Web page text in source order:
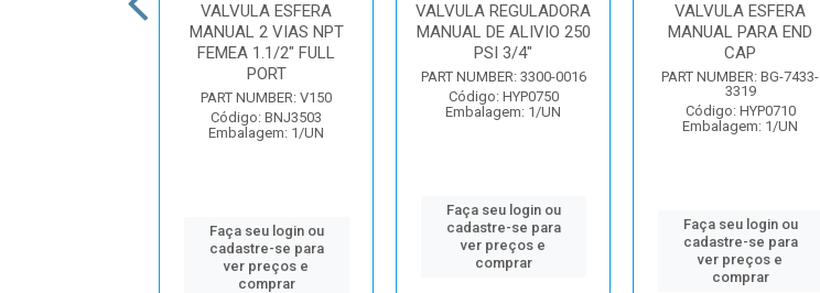
VALVULA ESFERA
MANUAL 2 VIAS NPT
FEMEA 1.1/2" FULL
PORT
PART NUMBER: V150
Código: BNJ3503
Embalagem: 1/UN
Faça seu login ou
cadastre-se para
ver preços e
comprar
VALVULA REGULADORA
MANUAL DE ALIVIO 250
PSI 3/4"
PART NUMBER: 3300-0016
Código: HYP0750
Embalagem: 1/UN
Faça seu login ou
cadastre-se para
ver preços e
comprar
VALVULA ESFERA
MANUAL PARA END
CAP
PART NUMBER: BG-7433-
3319
Código: HYP0710
Embalagem: 1/UN
Faça seu login ou
cadastre-se para
ver preços e
comprar